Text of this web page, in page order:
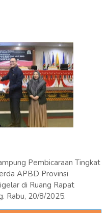
Pembicaraan Tingkat
APBD Provinsi
di Ruang Rapat
Rabu, 20/8/2025.